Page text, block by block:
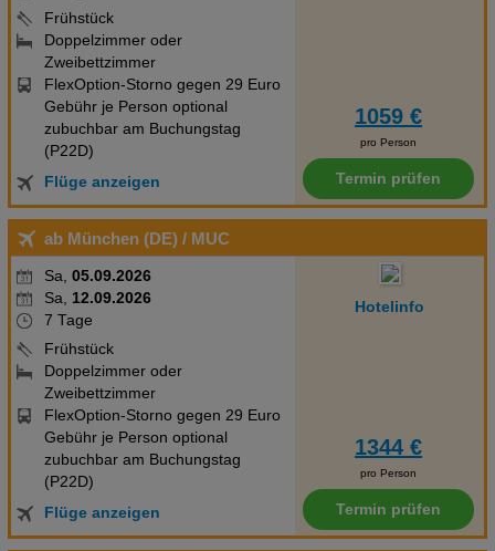
Frühstück
Doppelzimmer oder
Zweibettzimmer
FlexOption-Storno gegen 29 Euro
Gebühr je Person optional
zubuchbar am Buchungstag
(P22D)
Flüge anzeigen
1059 €
pro Person
Termin prüfen
ab München (DE) / MUC
Sa, 05.09.2026
Sa, 12.09.2026
7 Tage
Frühstück
Doppelzimmer oder
Zweibettzimmer
FlexOption-Storno gegen 29 Euro
Gebühr je Person optional
zubuchbar am Buchungstag
(P22D)
Flüge anzeigen
Hotelinfo
1344 €
pro Person
Termin prüfen